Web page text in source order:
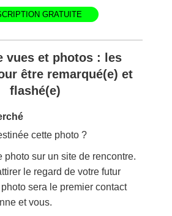
GRATUITE
vues et photos : les
être remarqué(e) et
flashé(e)
cette photo ?
photo sur un site de rencontre.
le regard de votre futur
sera le premier contact
et vous.